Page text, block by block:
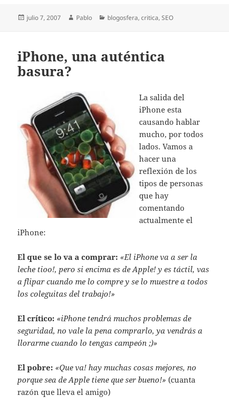
Publicado
julio 7, 2007 Autor
Pablo Categorías
blogosfera,critica,SEO
iPhone, una auténtica
basura?
La salida del
iPhone esta
causando hablar
mucho, por todos
lados. Vamos a
hacer una
reflexión de los
tipos de personas
que hay
comentando
actualmente el
iPhone:
El que se lo va a comprar: «El iPhone va a ser la
leche tioo!, pero si encima es de Apple! y es táctil, vas
a flipar cuando me lo compre y se lo muestre a todos
los coleguitas del trabajo!»
El crítico: «iPhone tendrá muchos problemas de
seguridad, no vale la pena comprarlo, ya vendrás a
llorarme cuando lo tengas campeón ;)»
El pobre: «Que va! hay muchas cosas mejores, no
porque sea de Apple tiene que ser bueno!»(cuanta
razón que lleva el amigo)